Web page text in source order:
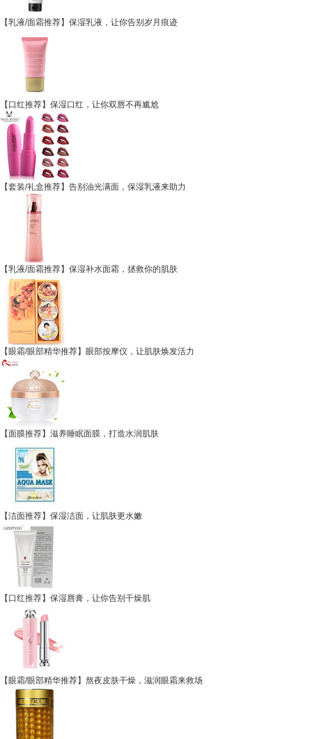
【乳液/面霜推荐】保湿乳液，让你告别岁月痕迹
【口红推荐】保湿口红，让你双唇不再尴尬
【套装/礼盒推荐】告别油光满面，保湿乳液来助力
【乳液/面霜推荐】保湿补水面霜，拯救你的肌肤
【眼霜/眼部精华推荐】眼部按摩仪，让肌肤焕发活力
【面膜推荐】滋养睡眠面膜，打造水润肌肤
【洁面推荐】保湿洁面，让肌肤更水嫩
【口红推荐】保湿唇膏，让你告别干燥肌
【眼霜/眼部精华推荐】熬夜皮肤干燥，滋润眼霜来救场